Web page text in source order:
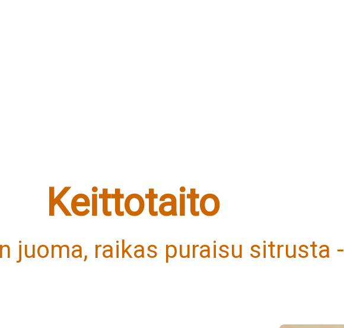
Keittotaito
juoma, raikas puraisu sitrusta -